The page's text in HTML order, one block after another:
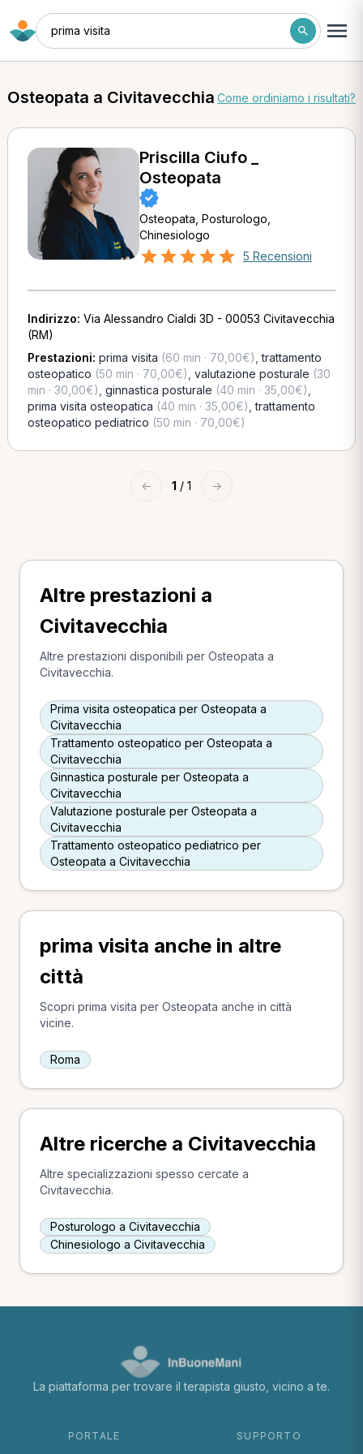
prima visita
Osteopata a Civitavecchia Come ordiniamo i risultati?
Priscilla Ciufo _
Osteopata
Osteopata, Posturologo,
Chinesiologo
5 Recensioni
Indirizzo: Via Alessandro Cialdi 3D - 00053 Civitavecchia
(RM)
Prestazioni: prima visita (60 min · 70,00€) ,trattamento
osteopatico (50 min · 70,00€) valutazione posturale (30
min · 30,00€) ginnastica posturale (40 min · 35,00€)
prima visita osteopatica (40 min · 35,00€) ,trattamento
osteopatico pediatrico (50 min · 70,00€)
← 1 / 1 →
Altre prestazioni a
Civitavecchia
Altre prestazioni disponibili per Osteopata a
Civitavecchia.
Prima visita osteopatica per Osteopata a
Civitavecchia
Trattamento osteopatico per Osteopata a
Civitavecchia
Ginnastica posturale per Osteopata a
Civitavecchia
Valutazione posturale per Osteopata a
Civitavecchia
Trattamento osteopatico pediatrico per
Osteopata a Civitavecchia
prima visita anche in altre
città
Scopri prima visita per Osteopata anche in città
vicine.
Roma
Altre ricerche a Civitavecchia
Altre specializzazioni spesso cercate a
Civitavecchia.
Posturologo a Civitavecchia
Chinesiologo a Civitavecchia
La piattaforma per trovare il terapista giusto, vicino a te.
PORTALE SUPPORTO